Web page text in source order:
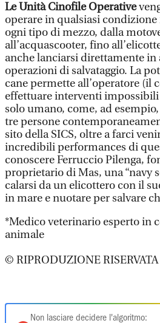
Le Unità Cinofile Operative
operare in qualsiasi
ogni tipo di mezzo, dalla
all’acquascooter, fino
anche lanciarsi direttamente in
operazioni di salvataggio. La
cane permette all’operatore (il
effettuare interventi
solo umano, come, ad
tre persone
sito della SICS, oltre a farci
incredibili performances di
conoscere Ferruccio Pilenga,
proprietario di Mas, una “navy
calarsi da un elicottero con il
in mare e nuotare per salvare
*Medico veterinario esperto in
animale
© RIPRODUZIONE RISERVATA
Non lasciare decidere l'algoritmo: